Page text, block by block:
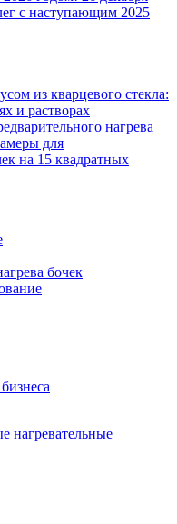
с наступающим 2025
из кварцевого стекла:
и растворах
нагрева
для
на 15 квадратных
бочек
нагревательные